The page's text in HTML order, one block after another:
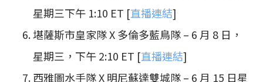
星期三下午 1:10 ET [直播連結]
堪薩斯市皇家隊 X 多倫多藍鳥隊 – 6 月 8 日，
星期三，下午 2:10 ET [直播連結]
西雅圖水手隊 X 明尼蘇達雙城隊 – 6 月 15 日星